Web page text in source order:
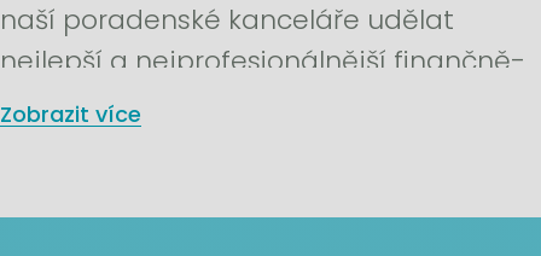
naší poradenské kanceláře udělat
nejlepší a nejprofesionálnější finančně-
poradenskou kancelář v širokém okolí.
Zobrazit více